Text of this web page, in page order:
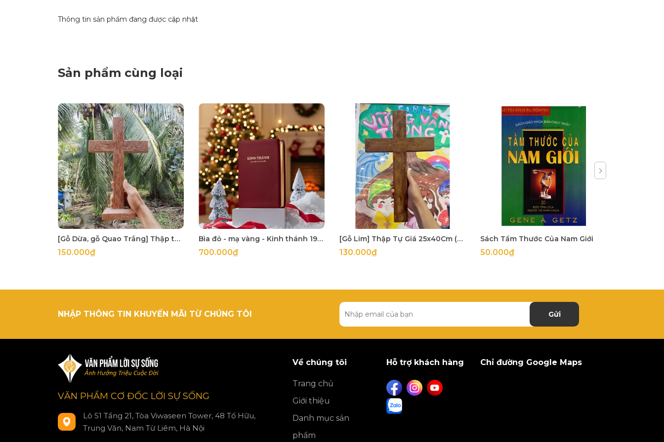
Thông tin sản phẩm đang được cập nhật
Sản phẩm cùng loại
[Gỗ Dừa, gỗ Quao Trắng] Thập tự thánh giá treo tường
150.000₫
Bìa đỏ - mạ vàng - Kinh thánh 1925 khổ lớn 14x21cm in tại Hàn Quốc
700.000₫
[Gỗ Lim] Thập Tự Giá 25x40Cm (mặt 5Cm dày 2Cm)
130.000₫
Sách Tầm Thước Của Nam Giới
50.000₫
NHẬP THÔNG TIN KHUYẾN MÃI TỪ CHÚNG TÔI Gửi
VĂN PHẨM CƠ ĐỐC LỜI SỰ SỐNG
Lô S1 Tầng 21, Tòa Viwaseen Tower, 48 Tố Hữu,
Trung Văn, Nam Từ Liêm, Hà Nội
Về chúng tôi
Trang chủ
Giới thiệu
Danh mục sản
phẩm
Hỗ trợ khách hàng Chỉ đường Google Maps